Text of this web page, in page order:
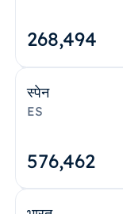
268,495
स्पेन
ES
576,463